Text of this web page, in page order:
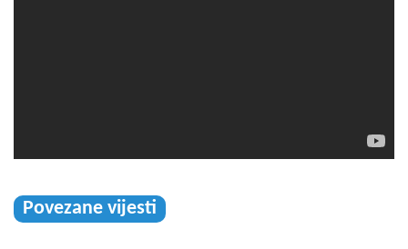
Povezane vijesti